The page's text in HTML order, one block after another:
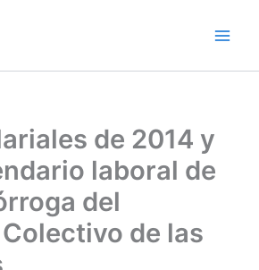
de 2014 y
laboral de
del
de las